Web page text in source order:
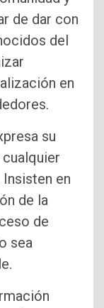
de dar con
del
en
su
en
de la
de
sea